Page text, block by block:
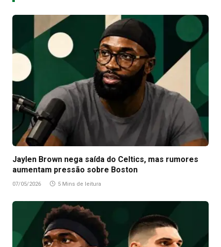
Jaylen Brown nega saída do Celtics, mas rumores
aumentam pressão sobre Boston
07/05/2026 5 Mins de leitura